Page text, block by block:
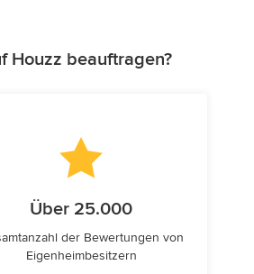
Houzz beauftragen?
Über 25.000
der Bewertungen von
Eigenheimbesitzern